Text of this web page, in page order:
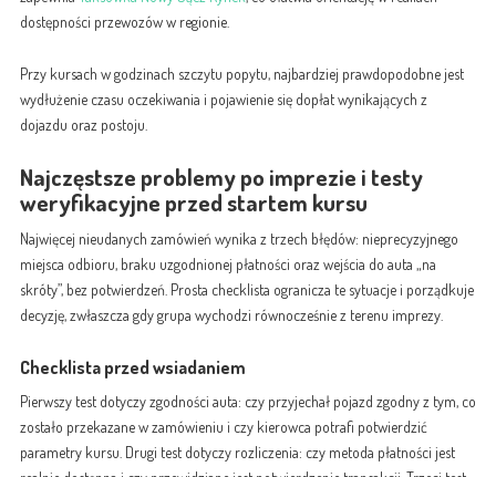
dostępności przewozów w regionie.
Przy kursach w godzinach szczytu popytu, najbardziej prawdopodobne jest
wydłużenie czasu oczekiwania i pojawienie się dopłat wynikających z
dojazdu oraz postoju.
Najczęstsze problemy po imprezie i testy
weryfikacyjne przed startem kursu
Najwięcej nieudanych zamówień wynika z trzech błędów: nieprecyzyjnego
miejsca odbioru, braku uzgodnionej płatności oraz wejścia do auta „na
skróty”, bez potwierdzeń. Prosta checklista ogranicza te sytuacje i porządkuje
decyzję, zwłaszcza gdy grupa wychodzi równocześnie z terenu imprezy.
Checklista przed wsiadaniem
Pierwszy test dotyczy zgodności auta: czy przyjechał pojazd zgodny z tym, co
zostało przekazane w zamówieniu i czy kierowca potrafi potwierdzić
parametry kursu. Drugi test dotyczy rozliczenia: czy metoda płatności jest